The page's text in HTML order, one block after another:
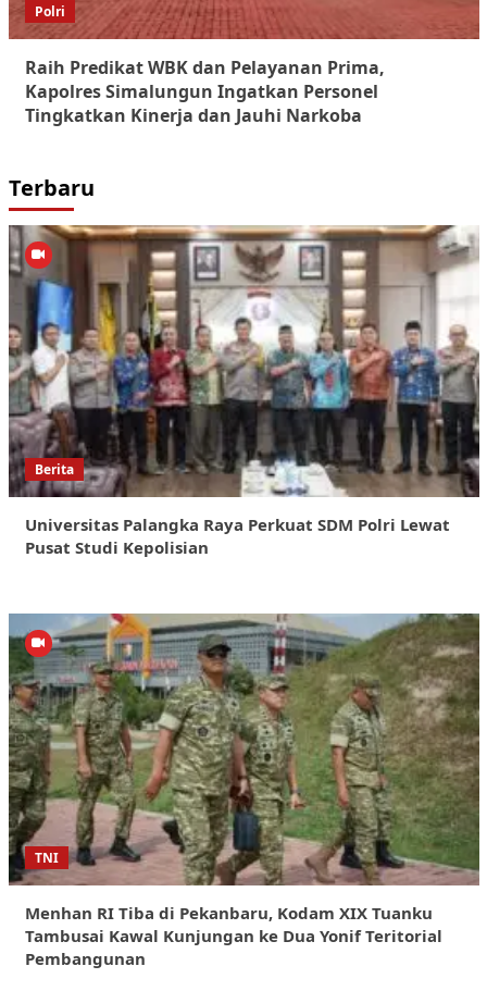
Polri
Raih Predikat WBK dan Pelayanan Prima,
Kapolres Simalungun Ingatkan Personel
Tingkatkan Kinerja dan Jauhi Narkoba
Terbaru
Berita
Universitas Palangka Raya Perkuat SDM Polri Lewat
Pusat Studi Kepolisian
TNI
Menhan RI Tiba di Pekanbaru, Kodam XIX Tuanku
Tambusai Kawal Kunjungan ke Dua Yonif Teritorial
Pembangunan